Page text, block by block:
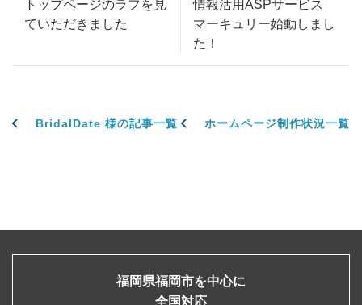
トップページのラフを見
ていただきました
情報活用ASPサービス
マーキュリー始動しまし
た！
BridalDate 様の記事一覧 ホームページ制作状況一覧
福岡県福岡市を中心に
全国対応